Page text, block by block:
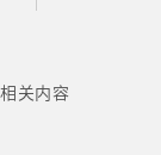
相关内容